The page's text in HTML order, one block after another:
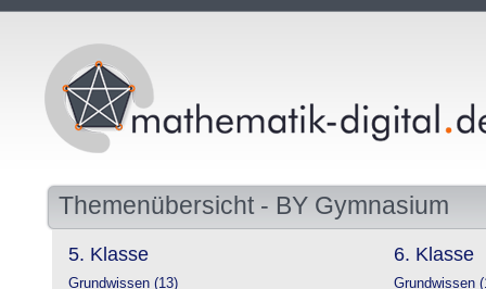
Themenübersicht - BY Gymnasium
5. Klasse
Grundwissen (13)
6. Klasse
Grundwissen